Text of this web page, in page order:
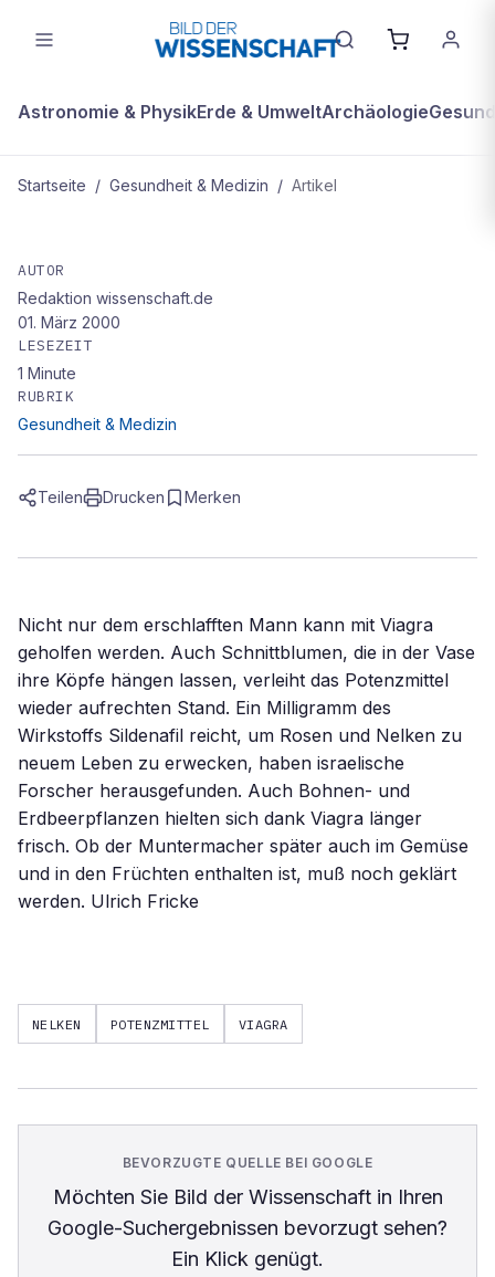
Astronomie & PhysikErde & UmweltArchäologie
Startseite / Gesundheit & Medizin / Artikel
Heiliger Hippokrates: Stramme
Blütenpracht
AUTOR
Redaktion wissenschaft.de
01. März 2000
LESEZEIT
1 Minute
RUBRIK
Gesundheit & Medizin
Teilen Drucken Merken
Nicht nur dem erschlafften Mann kann mit Viagra
geholfen werden. Auch Schnittblumen, die in der Vase
ihre Köpfe hängen lassen, verleiht das Potenzmittel
wieder aufrechten Stand. Ein Milligramm des
Wirkstoffs Sildenafil reicht, um Rosen und Nelken zu
neuem Leben zu erwecken, haben israelische
Forscher herausgefunden. Auch Bohnen- und
Erdbeerpflanzen hielten sich dank Viagra länger
frisch. Ob der Muntermacher später auch im Gemüse
und in den Früchten enthalten ist, muß noch geklärt
werden. Ulrich Fricke
NELKEN POTENZMITTEL VIAGRA
BEVORZUGTE QUELLE BEI GOOGLE
Möchten Sie Bild der Wissenschaftin Ihren
Google-Suchergebnissen bevorzugt sehen?
Ein Klick genügt.